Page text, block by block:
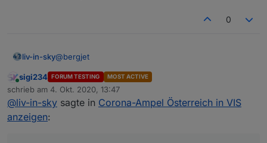
auf Grund der GKZ (z.B.320) finden und in
0
liv-in-sky@bergjet
es gibt in beiden quellen (hatte ich nicht gesehen,
dass unterschiedlicht) die selben inhalte - es wird
immer nach Name gesucht - daher im script einfach
        "Region": "Gemeinde",
Online
sigi234 FORUM TESTING MOST ACTIVE
schrieb am 4. Okt. 2020, 13:47
zuletzt editiert von
@liv-in-sky sagte in Corona-Ampel Österreich in VIS
anzeigen: